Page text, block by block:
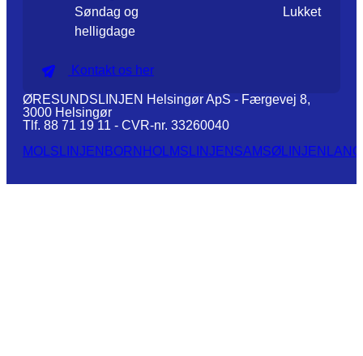
Søndag og
helligdage
Lukket
Kontakt os her
ØRESUNDSLINJEN Helsingør ApS - Færgevej 8,
3000 Helsingør
Tlf. 88 71 19 11 - CVR-nr. 33260040
MOLSLINJEN BORNHOLMSLINJEN SAMSØLINJEN